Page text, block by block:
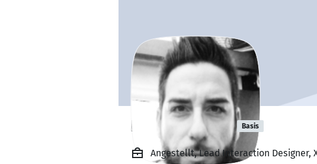
Leandro Puca Basis
Angestellt, Lead Interaction Designer,